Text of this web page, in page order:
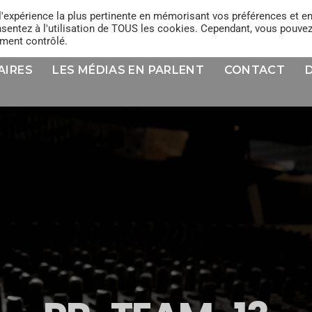
LES MÉDIAS EN PARLENT CONTACT
la plus pertinente en mémorisant vos préférences et en
à l'utilisation de TOUS les cookies. Cependant, vous pouvez
contrôlé.